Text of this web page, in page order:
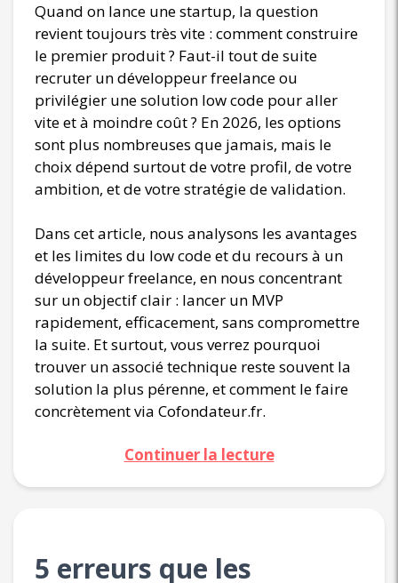
Quand on lance une startup, la question
revient toujours très vite : comment construire
le premier produit ? Faut-il tout de suite
recruter un développeur freelance ou
privilégier une solution low code pour aller
vite et à moindre coût ? En 2026, les options
sont plus nombreuses que jamais, mais le
choix dépend surtout de votre profil, de votre
ambition, et de votre stratégie de validation.
Dans cet article, nous analysons les avantages
et les limites du low code et du recours à un
développeur freelance, en nous concentrant
sur un objectif clair : lancer un MVP
rapidement, efficacement, sans compromettre
la suite. Et surtout, vous verrez pourquoi
trouver un associé technique reste souvent la
solution la plus pérenne, et comment le faire
concrètement via Cofondateur.fr.
Continuer la lecture
5 erreurs que les